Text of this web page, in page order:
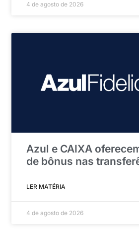
4 de agosto de 2026
Azul e CAIXA
de bônus nas
LER MATÉRIA
4 de agosto de 2026